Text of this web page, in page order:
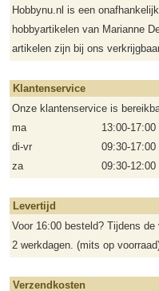
Hobbynu.nl is een
hobbyartikelen van Marianne
artikelen zijn bij ons
Klantenservice
Onze klantenservice is
ma
13:00-17:00
di-vr
09:30-17:00
za
09:30-12:00
Levertijd
Voor 16:00 besteld? Tijdens
2 werkdagen. (mits op
Verzendkosten